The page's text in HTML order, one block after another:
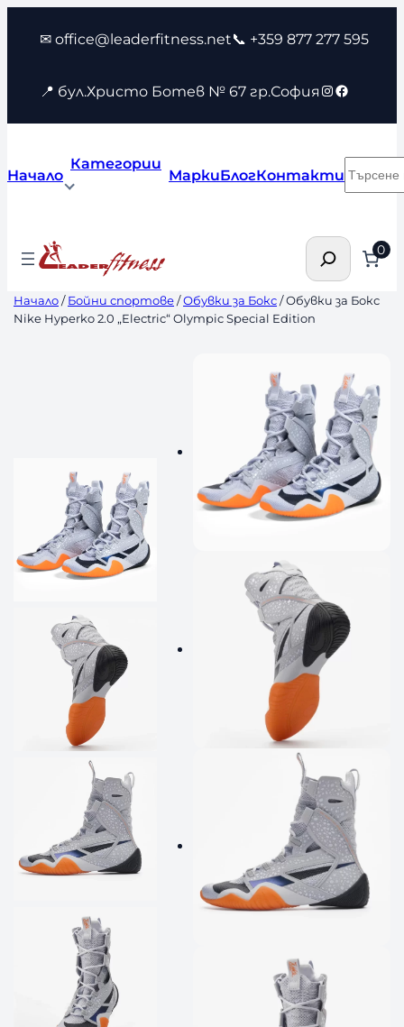
съдържанието
✉ office@leaderfitness.net📞 +359 877 277 595
📍 бул.Христо Ботев № 67 гр.София Instagram
Facebook
Начало
Категории
МаркиБлогКонтакти
Търсене 0
Начало/Бойни спортове/Обувки за Бокс/ Обувки за Бокс
Nike Hyperko 2.0 „Electric“ Olympic Special Edition